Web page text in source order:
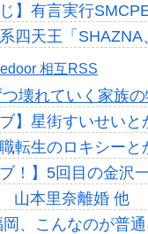
じ】有言実行
四天王「
相互RSS
壊れていく家族の
ブ】星街すいせい
職転生のロキシー
ブ！】5回目の金沢
山本里奈離婚 他
岡、こんなのが普